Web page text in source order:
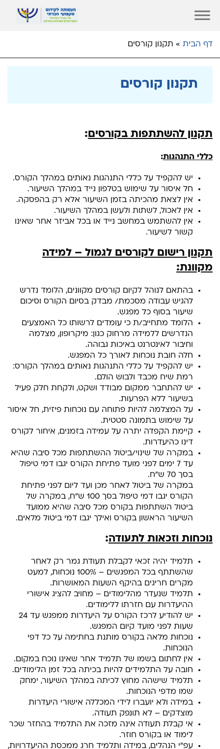
דף הבית » תקנון קורסים
תקנון קורסים
תקנון להשתתפות בקורסים :
כללי התנהגות:
יש להקפיד על כללי התנהגות נאותים במהלך הקורס.
חל איסור על שימוש בטלפון נייד במהלך השיעור.
אין לצאת מהכיתה בזמן השיעור אלא רק בהפסקה.
אין לאכול, לשתות ולעשן במהלך השיעור.
אין להשתמש במחשב נייד או בכל אביזר אחר שאינו
קשור לשיעור.
תקנון רישום לקורסים לגמול – למידה
מקוונת:
בהתאם לנוהל לקיום קורסים מקוונים, הלומד נדרש
להגיש עבודה מסכמת/ מבדק בסיום הקורס וסיכום
שיעור בסוף כל מפגש.
הלומד מתחייב/ת כי עומדים לרשותו כל האמצעים
הנדרשים ללמידה מרחוק כגון: מיקרופון, מצלמה
וחיבור לאינטרנט באיכות גבוהה.
חלה חובת נוכחות לאורך כל המפגש.
יש להקפיד על כללי התנהגות נאותים במהלך הקורס:
רמת שיח מכבד ולבוש הולם.
יש להתחבר ממקום מבודד ושקט, ולקחת חלק פעיל
בשיעור ללא הפרעות.
על המצלמה להיות פתוחה עם נוכחות פיזית, חל איסור
על שימוש בתמונה סטטית.
קיימת הקפדה יתרה על עמידה בזמנים, איחור לקורס
דינו כהיעדרות.
במקרה של שינוי/ביטול ההשתתפות מכל סיבה שהיא
עד 7 ימים לפני מועד פתיחת הקורס יגבו דמי טיפול
בסך 70 ש"ח.
במקרה של ביטול לאחר מכן ועד ליום לפני פתיחת
הקורס יגבו דמי טיפול בסך 100 ש"ח, במקרה של
ביטול השתתפות בקורס מכל סיבה שהיא ממועד
השיעור הראשון בקורס ואילך יגבו דמי ביטול מלאים.
נוכחות וזכאות לתעודה:
תלמיד יהיה זכאי לקבלת תעודת גמר רק לאחר
שהשתתף בכל המפגשים – 100% נוכחות, למעט
מקרים חריגים בהיקף השעות המאושרות.
תלמיד שנעדר מהלימודים – מחויב להציג אישורי
ההיעדרות עם חזרתו ללימודים.
יש להודיע לרכז הקורס על היעדרות ממפגש עד 24
שעות לפני מועד קיום המפגש.
נוכחות מלאה בקורס מותנת בחתימה על כל דפי
הנוכחות.
אין לחתום בשמו של תלמיד אחר שאינו נוכח במקום.
חובה על התלמידים להיות בכיתה בכל זמן הלימודים.
תלמיד שישהה מחוץ לכיתה במהלך השיעור, ימחק
שמו מדפי הנוכחות.
במידה ולא יועברו לידי המכללה אישורי היעדרות
מוצדקים – לא תונפק תעודה.
אי קבלת תעודה אינה מזכה את התלמיד בהחזר שכר
לימוד או בקורס חוזר.
עפ"י הנהלים, במידה ותלמיד חרג ממכסת ההיעדרויות,